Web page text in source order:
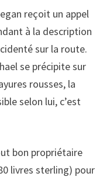
reçoit un appel
à la description
sur la route.
se précipite sur
rousses, la
selon lui, c’est
bon propriétaire
livres sterling) pour